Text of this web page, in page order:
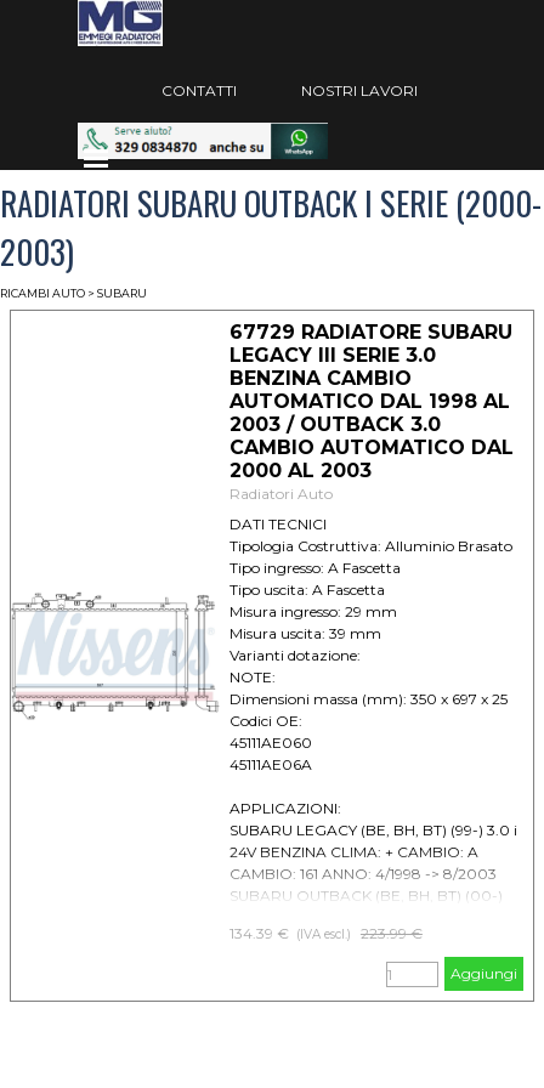
Vai ai contenuti
Salta menù
CONTATTI NOSTRI LAVORI
Salta menù
RADIATORI SUBARU OUTBACK I SERIE (2000-
2003)
RICAMBI AUTO > SUBARU
67729 RADIATORE SUBARU
LEGACY III SERIE 3.0
BENZINA CAMBIO
AUTOMATICO DAL 1998 AL
2003 / OUTBACK 3.0
CAMBIO AUTOMATICO DAL
2000 AL 2003
Radiatori Auto
DATI TECNICI
Tipologia Costruttiva: Alluminio Brasato
Tipo ingresso: A Fascetta
Tipo uscita: A Fascetta
Misura ingresso: 29 mm
Misura uscita: 39 mm
Varianti dotazione:
NOTE:
Dimensioni massa (mm): 350 x 697 x 25
Codici OE:
45111AE060
45111AE06A
APPLICAZIONI:
SUBARU LEGACY (BE, BH, BT) (99-) 3.0 i
24V BENZINA CLIMA: + CAMBIO: A
CAMBIO: 161 ANNO: 4/1998 -> 8/2003
SUBARU OUTBACK (BE, BH, BT) (00-)
CAMBIO: 154 ANNO: 10/2000 -> 8/2003
134.39 € (IVA escl.) Prezzo senza sconto
223.99 €
Aggiungi